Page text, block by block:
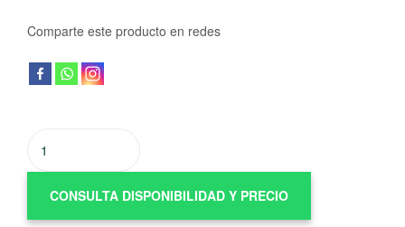
Comparte este producto en redes
CONSULTA DISPONIBILIDAD Y PRECIO